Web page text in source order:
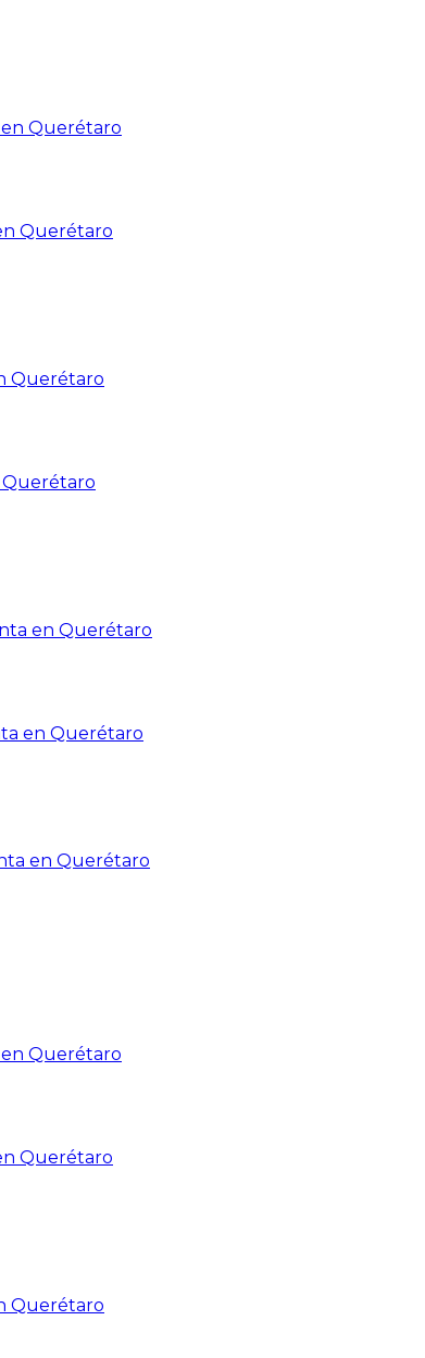
Querétaro
Querétaro
Querétaro
Querétaro
en Querétaro
en Querétaro
en Querétaro
Querétaro
Querétaro
Querétaro